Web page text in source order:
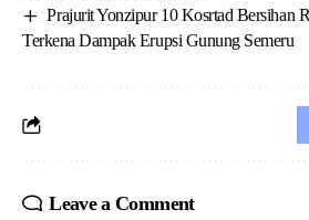
Prajurit Yonzipur 10 Kosrtad Bersihan
Terkena Dampak Erupsi Gunung Semeru
Leave a Comment